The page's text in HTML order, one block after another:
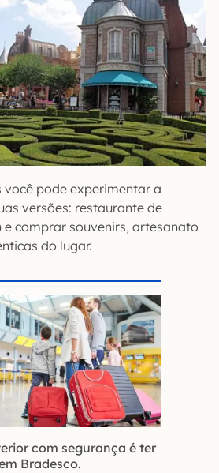
você pode experimentar a
versões: restaurante de
comprar souvenirs, artesanato
do lugar.
com segurança é ter
Bradesco.